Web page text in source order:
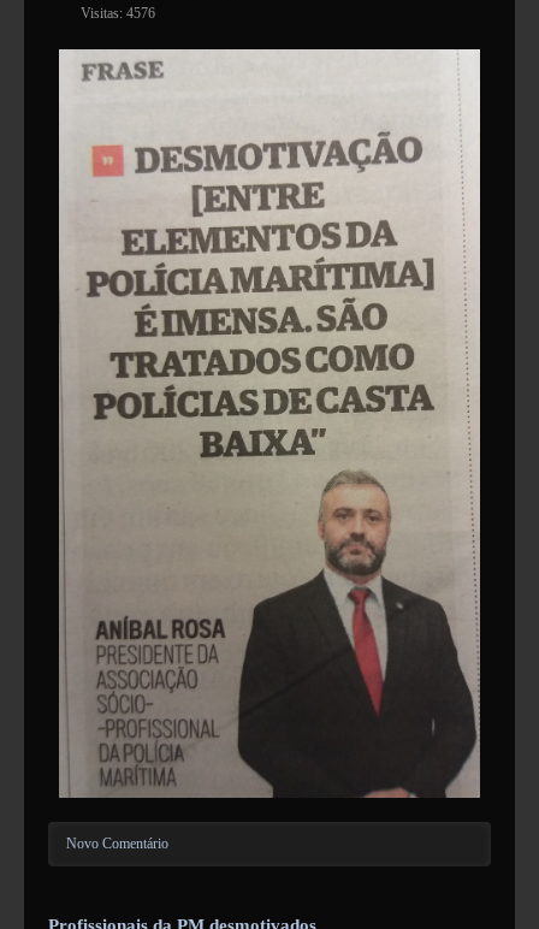
Informação
Publicações Úteis
Jurisprudência
MACAREU
Área de Imprensa
Comunicados de Imprensa
Opinião
Visitas: 4576
Novo Comentário